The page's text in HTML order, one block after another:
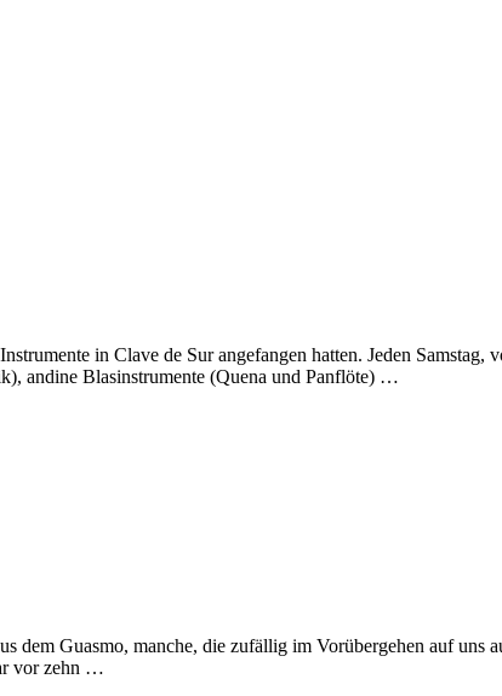
in Clave de Sur angefangen hatten. Jeden Samstag,
andine Blasinstrumente (Quena und Panflöte) …
dem Guasmo, manche, die zufällig im Vorübergehen auf uns
vor zehn …